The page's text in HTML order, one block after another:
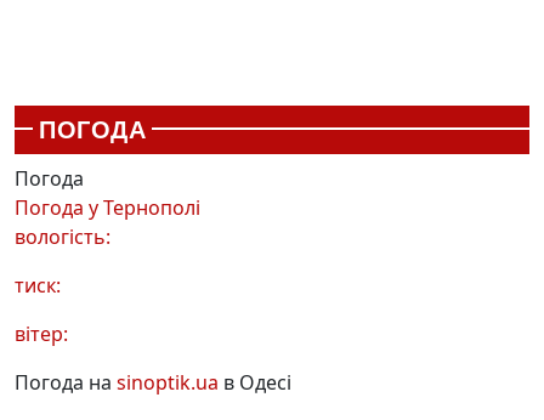
ПОГОДА
Погода
Погода уТернополі
вологість:
тиск:
вітер:
Погода на sinoptik.ua в Одесі